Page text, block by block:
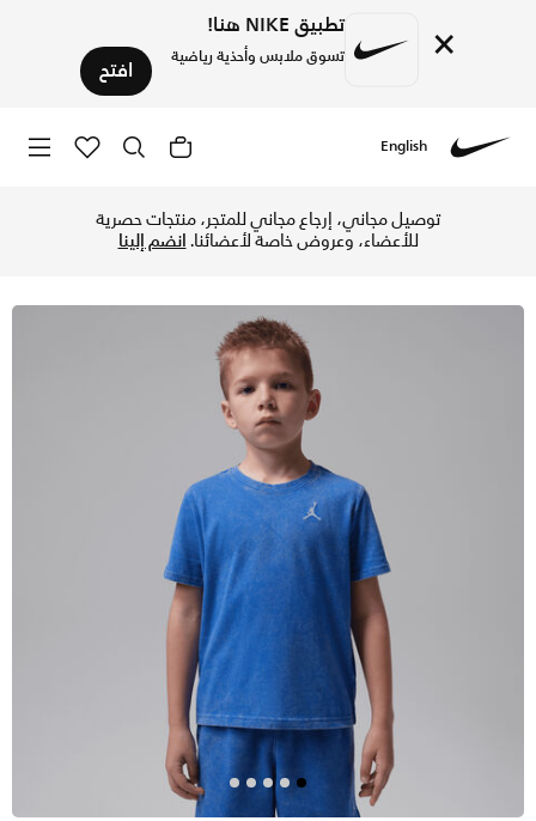
× تطبيق NIKE هنا!
تسوق ملابس وأحذية رياضية افتح
English
توصيل مجاني، إرجاع مجاني للمتجر، منتجات حصرية
للأعضاء، وعروض خاصة لأعضائنا.انضم إلينا